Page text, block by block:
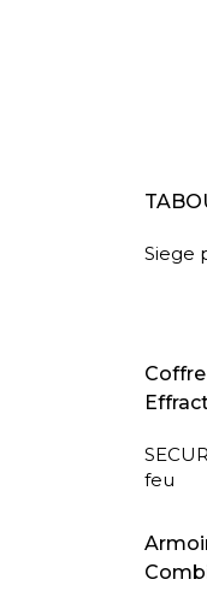
LIRE
Siege
LIRE
feu
LIRE